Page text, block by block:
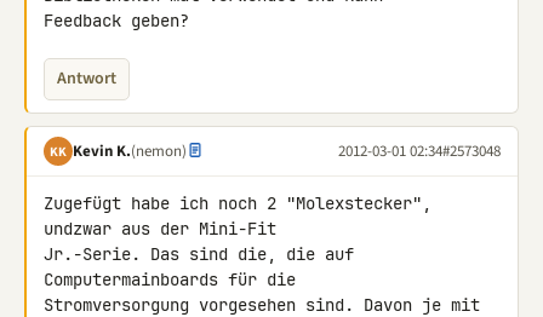
Feedback geben?
Antwort
KK Kevin K.(nemon) 2012-03-01 02:34#2573048
Zugefügt habe ich noch 2 "Molexstecker",
undzwar aus der Mini-Fit
Jr.-Serie. Das sind die, die auf
Computermainboards für die
Stromversorgung vorgesehen sind. Davon je mit